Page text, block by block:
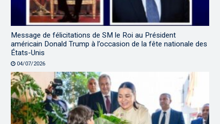
Message de félicitations de SM le Roi au Président
américain Donald Trump à l’occasion de la fête nationale des
États-Unis
04/07/2026